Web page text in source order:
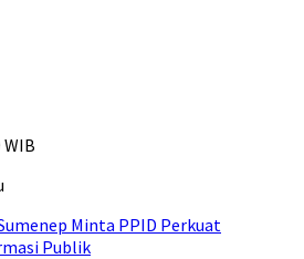
WIB
Minta PPID Perkuat
Publik